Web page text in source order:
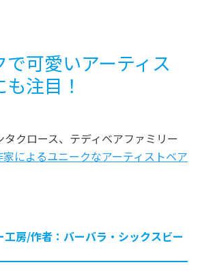
で可愛いアーティス
も注目！
クロース、テディベアファミリー
によるユニークなアーティストベア
工房/作者：バーバラ・シックスビー